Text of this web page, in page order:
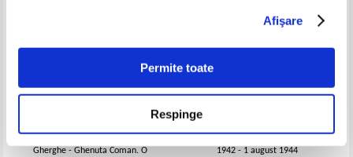
Afişare
Permite toate
Respinge
Gherghe - Ghenuta Coman. O
1942 - 1 august 1944